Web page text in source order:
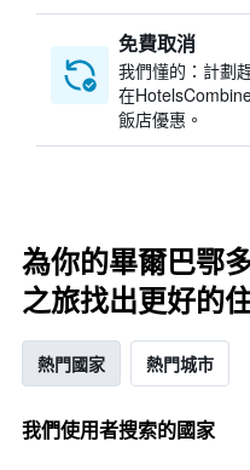
免費取消
我們懂的：計劃
在
飯店優惠。
為你的畢爾巴鄂
之旅找出更好的
熱門國家 熱門城市
我們使用者搜索的國家